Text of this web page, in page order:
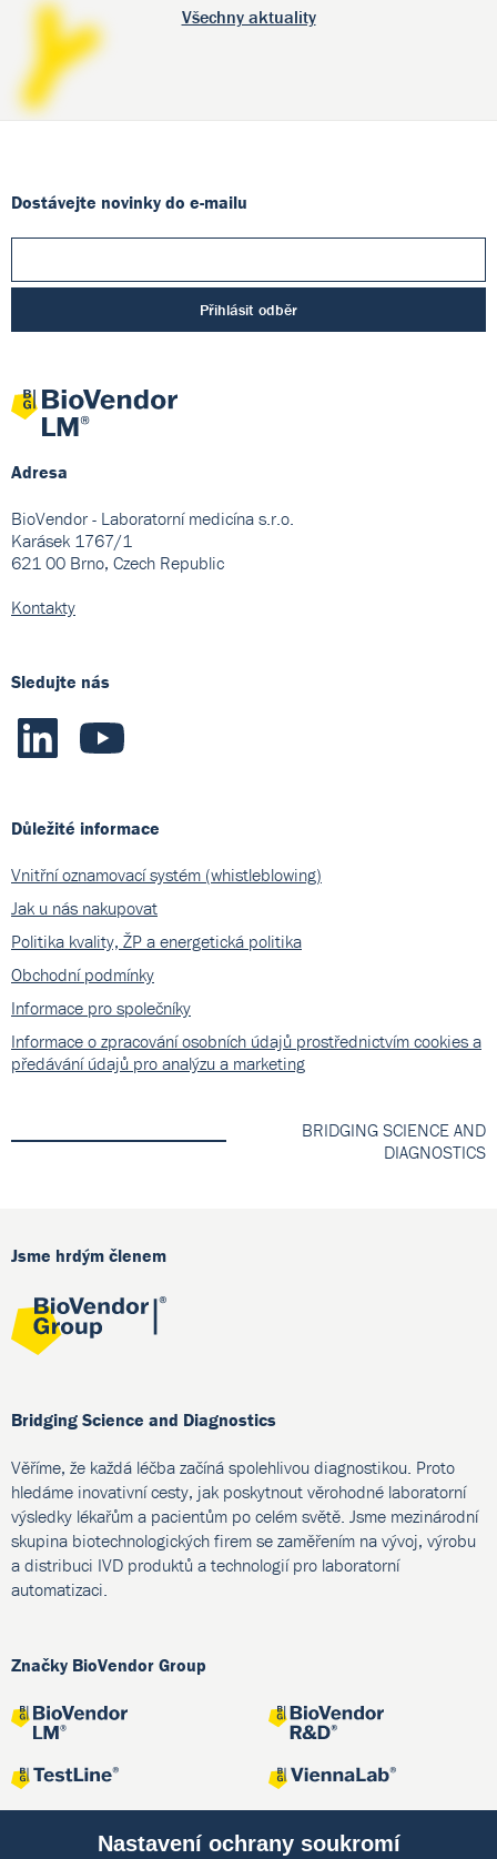
Všechny aktuality
Dostávejte novinky do e-mailu
Přihlásit odběr
Adresa
BioVendor - Laboratorní medicína s.r.o.
Karásek 1767/1
621 00 Brno, Czech Republic
Kontakty
Sledujte nás
Důležité informace
Vnitřní oznamovací systém (whistleblowing)
Jak u nás nakupovat
Politika kvality, ŽP a energetická politika
Obchodní podmínky
Informace pro společníky
Informace o zpracování osobních údajů prostřednictvím cookies a
předávání údajů pro analýzu a marketing
BRIDGING SCIENCE AND
DIAGNOSTICS
Jsme hrdým členem
Bridging Science and Diagnostics
Věříme, že každá léčba začíná spolehlivou diagnostikou. Proto
hledáme inovativní cesty, jak poskytnout věrohodné laboratorní
výsledky lékařům a pacientům po celém světě. Jsme mezinárodní
skupina biotechnologických firem se zaměřením na vývoj, výrobu
a distribuci IVD produktů a technologií pro laboratorní
automatizaci.
Značky BioVendor Group
Nastavení ochrany soukromí